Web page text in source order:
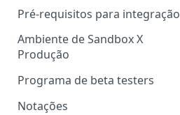
Pré-requisitos para integração
Ambiente de Sandbox X
Produção
Programa de beta testers
Notações